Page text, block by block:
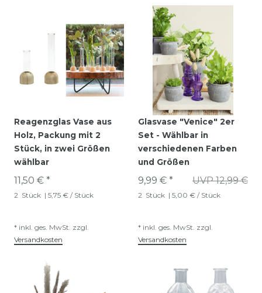
Reagenzglas Vase aus
Holz, Packung mit 2
Stück, in zwei Größen
wählbar
11,50 € *
2 Stück | 5,75 € / Stück
* inkl. ges. MwSt. zzgl.
Versandkosten
Glasvase "Venice" 2er
Set - Wählbar in
verschiedenen Farben
und Größen
UVP 12,99 €
9,99 € *
2 Stück | 5,00 € / Stück
* inkl. ges. MwSt. zzgl.
Versandkosten